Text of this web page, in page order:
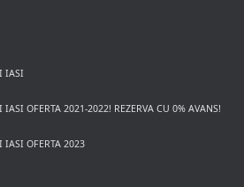
IASI
OFERTA 2021-2022! REZERVA CU 0% AVANS!
IASI OFERTA 2023